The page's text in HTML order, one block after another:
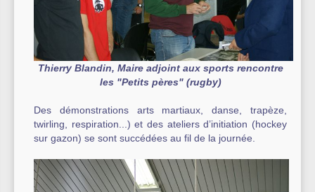
Thierry Blandin, Maire adjoint aux sports rencontre
les "Petits pères" (rugby)
Des démonstrations arts martiaux, danse, trapèze,
twirling, respiration...) et des ateliers d’initiation (hockey
sur gazon) se sont succédées au fil de la journée.